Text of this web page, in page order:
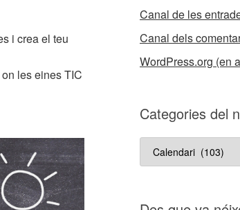
i crea el teu
les eines TIC
Canal de les
Canal dels
WordPress.org (en
Categories del
Categories
del